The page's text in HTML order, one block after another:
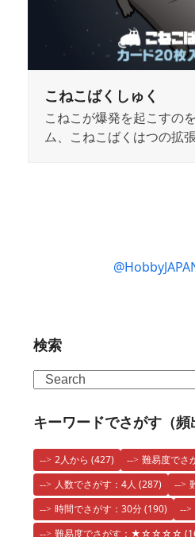
こねこばくしゅく
こねこが爆発を起こすの
ム、こねこばくはつの拡
検索
Search
キーワードでさがす（頻
2人から (427) 難易度で
人数でさがす：4人 (287)
時間でさがす：30分(190)
難易度でさがす：★☆☆☆☆